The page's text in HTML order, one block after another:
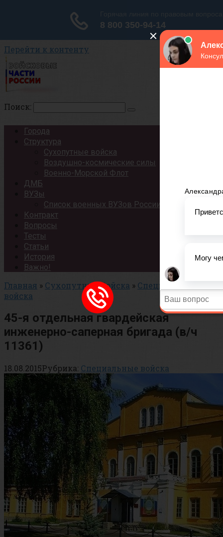
Перейти к контенту
Поиск:
Города
Структура
Сухопутные войска
Воздушно-космические силы
Военно-Морской Флот
ДМБ
ВУЗы
Список военных ВУЗов России
Контракт
Вопросы
Тесты
Статьи
История
Важно!
Главная » Сухопутные Войска » Специальные
войска
45-я отдельная гвардейская
инженерно-саперная бригада (в/ч
11361)
18.08.2015Рубрика: Специальные войска